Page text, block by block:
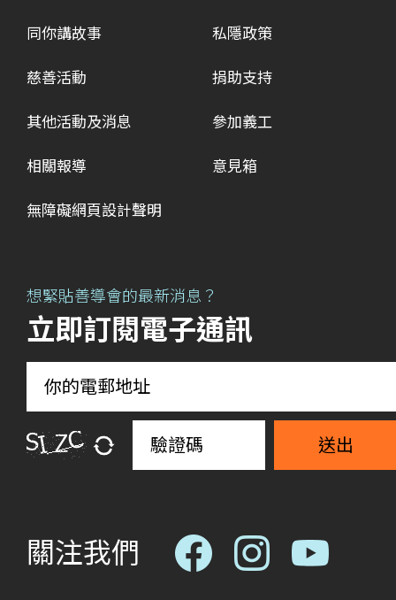
同你講故事
慈善活動
其他活動及消息
相關報導
私隱政策
捐助支持
參加義工
意見箱
無障礙網頁設計聲明
想緊貼善導會的最新消息？
立即訂閱電子通訊
送出
關注我們